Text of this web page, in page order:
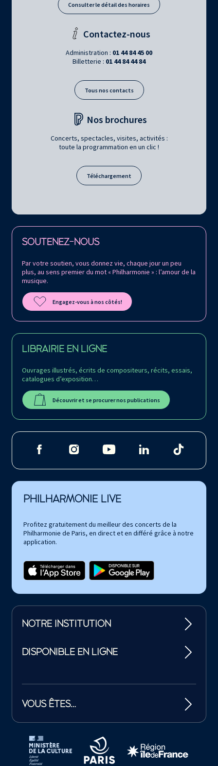
Consulter le détail des horaires
Contactez-nous
Administration : 01 44 84 45 00
Billetterie : 01 44 84 44 84
Tous nos contacts
Nos brochures
Concerts, spectacles, visites, activités :
toute la programmation en un clic !
Téléchargement
SOUTENEZ-NOUS
Par votre soutien, vous donnez vie, chaque jour un peu
plus, au sens premier du mot « Philharmonie » : l’amour de la
musique.
Engagez-vous à nos côtés!
LIBRAIRIE EN LIGNE
Ouvrages illustrés, écrits de compositeurs, récits, essais,
catalogues d’exposition…
Découvrir et se procurer nos publications
Retrouvez la Philharmonie de Paris sur
PHILHARMONIE LIVE
Profitez gratuitement du meilleur des concerts de la
Philharmonie de Paris, en direct et en différé grâce à notre
application.
NOTRE INSTITUTION
DISPONIBLE EN LIGNE
VOUS ÊTES…
Tutelles et mécènes de la Philharmonie de Paris